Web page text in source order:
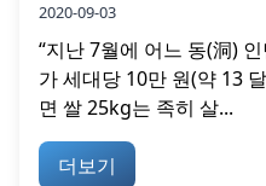
2020-09-03
“지난 7월에 어느 동(洞)
가 세대당 10만 원(약 13
면 쌀 25kg는 족히 살...
더보기